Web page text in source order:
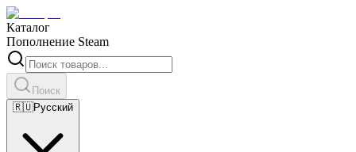
Каталог
Пополнение Steam
Поиск
🇷🇺Русский